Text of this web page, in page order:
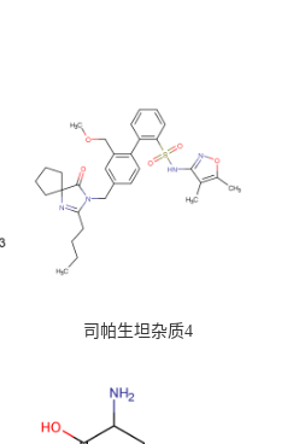
司帕生坦杂质4